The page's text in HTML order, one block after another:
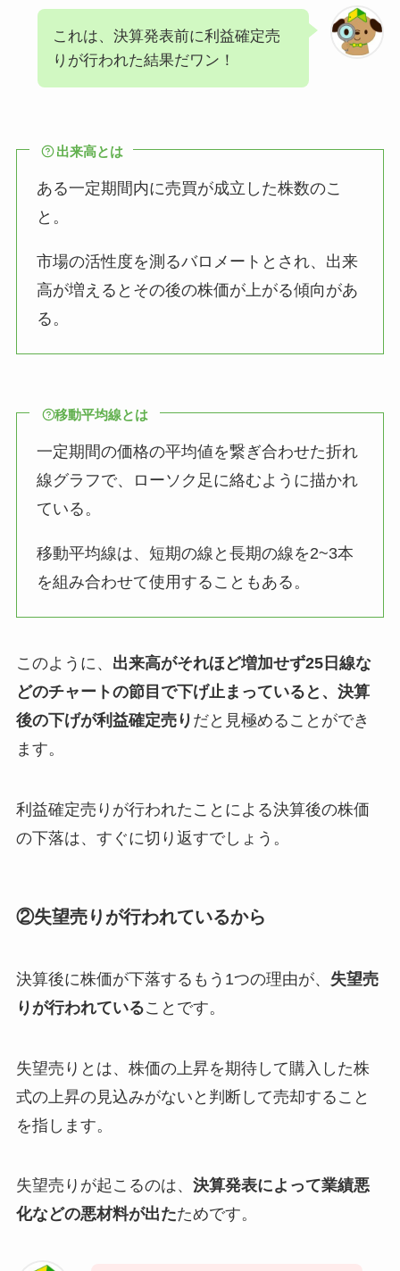
これは、決算発表前に利益確定売
りが行われた結果だワン！
出来高とは
ある一定期間内に売買が成立した株数のこ
と。
市場の活性度を測るバロメートとされ、出来
高が増えるとその後の株価が上がる傾向があ
る。
移動平均線とは
一定期間の価格の平均値を繋ぎ合わせた折れ
線グラフで、ローソク足に絡むように描かれ
ている。
移動平均線は、短期の線と長期の線を2~3本
を組み合わせて使用することもある。
このように、 出来高がそれほど増加せず25日線な
どのチャートの節目で下げ止まっていると、決算
後の下げが利益確定売り だと見極めることができ
ます。
利益確定売りが行われたことによる決算後の株価
の下落は、すぐに切り返すでしょう。
②失望売りが行われているから
決算後に株価が下落するもう1つの理由が、 失望売
りが行われていることです。
失望売りとは、株価の上昇を期待して購入した株
式の上昇の見込みがないと判断して売却すること
を指します。
失望売りが起こるのは、 決算発表によって業績悪
化などの悪材料が出たためです。